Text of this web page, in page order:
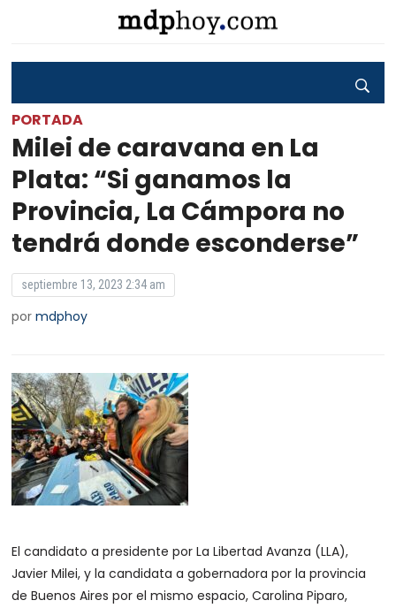
PORTADA
Milei de caravana en La
Plata: “Si ganamos la
Provincia, La Cámpora no
tendrá donde esconderse”
septiembre 13, 2023 2:34 am
pormdphoy
El candidato a presidente por La Libertad Avanza (LLA),
Javier Milei, y la candidata a gobernadora por la provincia
de Buenos Aires por el mismo espacio, Carolina Piparo,